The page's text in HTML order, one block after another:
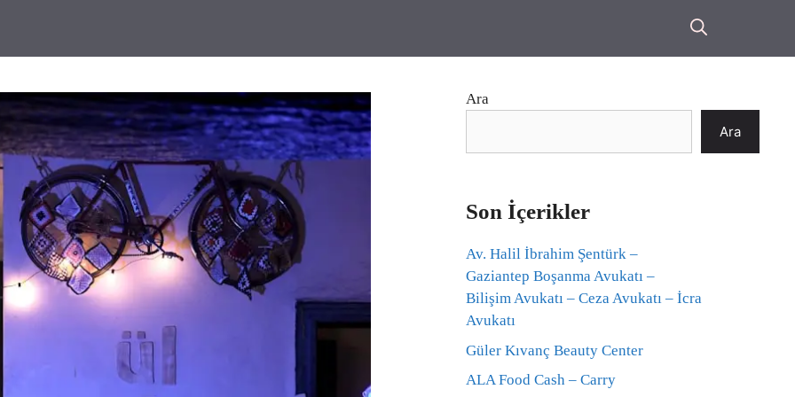
Ara
Ara
Son İçerikler
Av. Halil İbrahim Şentürk –
Gaziantep Boşanma Avukatı –
Bilişim Avukatı – Ceza Avukatı – İcra
Avukatı
Güler Kıvanç Beauty Center
ALA Food Cash – Carry